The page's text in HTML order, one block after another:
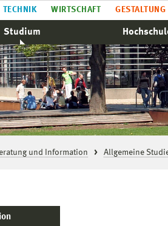
TECHNIK WIRTSCHAFT GESTALTUNG
Studium
und Information Allgemeine